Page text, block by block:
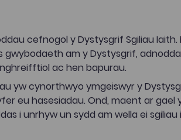
cefnogol y Dystysgrif Sgiliau Iaith.
gwybodaeth am y Dystysgrif,
ac hen bapurau.
yw cynorthwyo ymgeiswyr y
eu hasesiadau. Ond, maent ar gael
i unrhyw un sydd am wella ei sgiliau